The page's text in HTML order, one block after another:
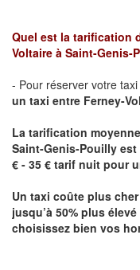
Quel est la tarification
Voltaire à Saint-Genis-
- Pour réserver votre
un taxi entre Ferney-
La tarification
Saint-Genis-Pouilly est
€ - 35 € tarif nuit pour
Un taxi coûte plus
jusqu’à 50% plus
choisissez bien vos